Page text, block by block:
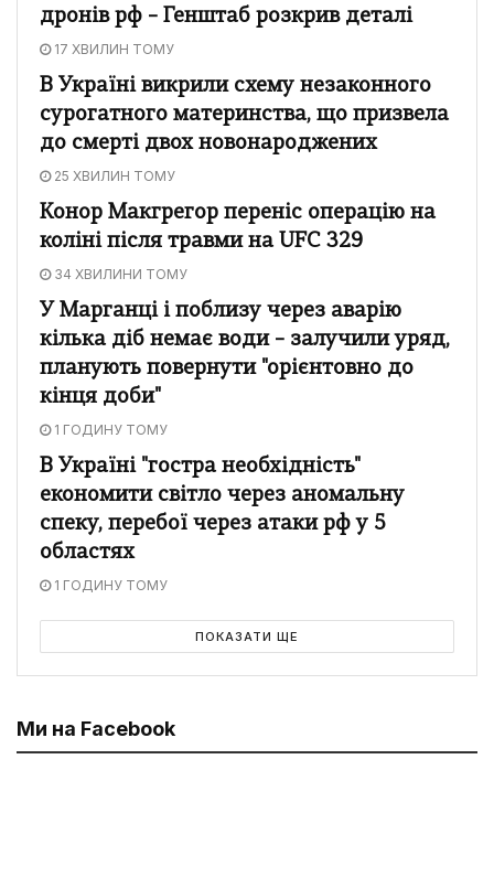
дронів рф – Генштаб розкрив деталі
17 ХВИЛИН ТОМУ
В Україні викрили схему незаконного
сурогатного материнства, що призвела
до смерті двох новонароджених
25 ХВИЛИН ТОМУ
Конор Макгрегор переніс операцію на
коліні після травми на UFC 329
34 ХВИЛИНИ ТОМУ
У Марганці і поблизу через аварію
кілька діб немає води – залучили уряд,
планують повернути "орієнтовно до
кінця доби"
1 ГОДИНУ ТОМУ
В Україні "гостра необхідність"
економити світло через аномальну
спеку, перебої через атаки рф у 5
областях
1 ГОДИНУ ТОМУ
ПОКАЗАТИ ЩЕ
Ми на Facebook